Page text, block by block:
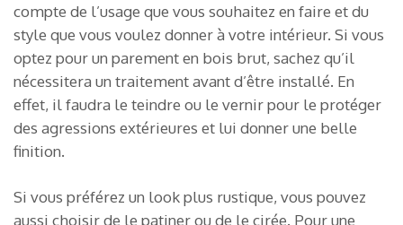
compte de l’usage que vous souhaitez en faire et du
style que vous voulez donner à votre intérieur. Si vous
optez pour un parement en bois brut, sachez qu’il
nécessitera un traitement avant d’être installé. En
effet, il faudra le teindre ou le vernir pour le protéger
des agressions extérieures et lui donner une belle
finition.
Si vous préférez un look plus rustique, vous pouvez
aussi choisir de le patiner ou de le cirée. Pour une